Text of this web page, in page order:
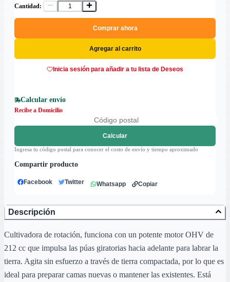
Cantidad:
Comprar ahora
Agregar al carrito
Inicia sesión para añadir a tu lista de Deseos
Calcular envío
Recibe a Domicilio
Calcular
Ingresa tu código postal para conocer el costo de envío y tiempo aproximado
Compartir producto
Facebook Twitter Whatsapp Copiar
Descripción
Cultivadora de rotación, funciona con un potente motor OHV de
212 cc que impulsa las púas giratorias hacia adelante para labrar la
tierra. Agita sin esfuerzo a través de tierra compactada, por lo que es
ideal para preparar camas nuevas o mantener las existentes. Está